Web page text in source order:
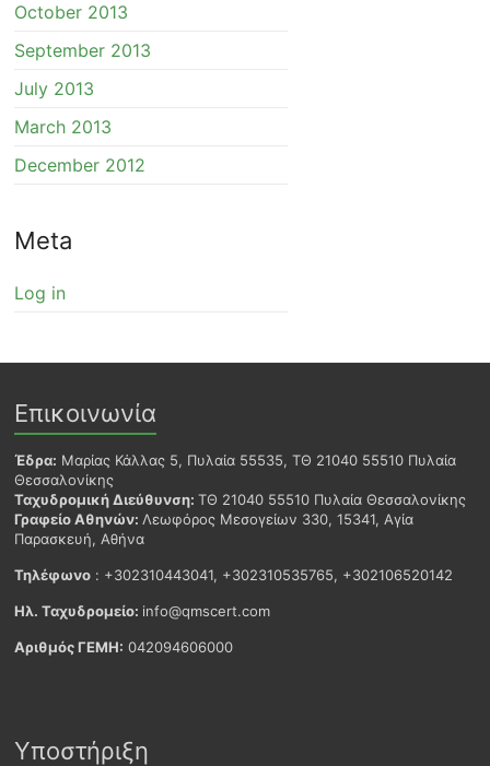
October 2013
September 2013
July 2013
March 2013
December 2012
Meta
Log in
Επικοινωνία
Έδρα: Μαρίας Κάλλας 5, Πυλαία 55535, ΤΘ 21040 55510 Πυλαία
Θεσσαλονίκης
Ταχυδρομική Διεύθυνση:ΤΘ 21040 55510 Πυλαία Θεσσαλονίκης
Γραφείο Αθηνών: Λεωφόρος Μεσογείων 330, 15341, Αγία
Παρασκευή, Αθήνα
Τηλέφωνο : +302310443041, +302310535765, +302106520142
Ηλ. Ταχυδρομείο: info@qmscert.com
Αριθμός ΓΕΜΗ: 042094606000
Υποστήριξη